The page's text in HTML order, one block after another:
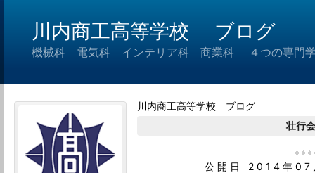
川内商工高等学校 ブログ
機械科 電気科 インテリア科 商業科 ４つの専門学
川内商工高等学校 ブログ
壮行
公開日 2014年